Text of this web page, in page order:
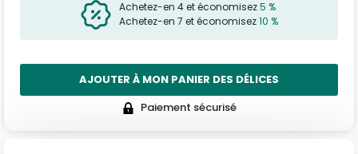
Achetez-en 4 et économisez5 %
Achetez-en 7 et économisez10 %
AJOUTER À MON PANIER DES DÉLICES
Paiement sécurisé